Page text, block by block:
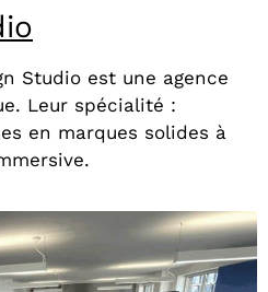
Studio est une agence
Leur spécialité :
en marques solides à